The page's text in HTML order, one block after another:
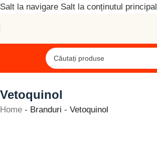
Salt la navigare Salt la conținutul principal
Vetoquinol
Home - Branduri - Vetoquinol